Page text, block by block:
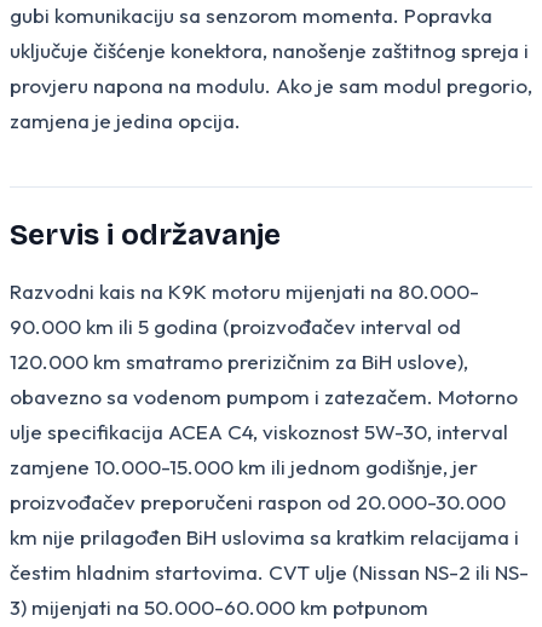
gubi komunikaciju sa senzorom momenta. Popravka
uključuje čišćenje konektora, nanošenje zaštitnog spreja i
provjeru napona na modulu. Ako je sam modul pregorio,
zamjena je jedina opcija.
Servis i održavanje
Razvodni kais na K9K motoru mijenjati na 80.000-
90.000 km ili 5 godina (proizvođačev interval od
120.000 km smatramo prerizičnim za BiH uslove),
obavezno sa vodenom pumpom i zatezačem. Motorno
ulje specifikacija ACEA C4, viskoznost 5W-30, interval
zamjene 10.000-15.000 km ili jednom godišnje, jer
proizvođačev preporučeni raspon od 20.000-30.000
km nije prilagođen BiH uslovima sa kratkim relacijama i
čestim hladnim startovima. CVT ulje (Nissan NS-2 ili NS-
3) mijenjati na 50.000-60.000 km potpunom